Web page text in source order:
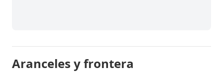
Aranceles y frontera